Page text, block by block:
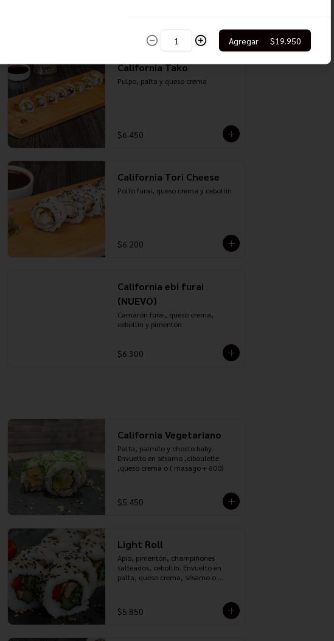
California Tako
Pulpo, palta y queso crema
$6.450
California Tori Cheese
Pollo furai, queso crema y cebollín
$6.200
California ebi furai
(NUEVO)
Camarón furai, queso crema,
cebollín y pimentón
$6.300
California Vegetariano
Palta, palmito y choclo baby.
Envuelto en sésamo ,ciboulette
,queso crema o ( masago + 600)
$5.450
Light Roll
Apio, pimentón, champiñones
salteados, cebollín. Envuelto en
palta, queso crema, sésamo o
$5.850
Agregar $19.950